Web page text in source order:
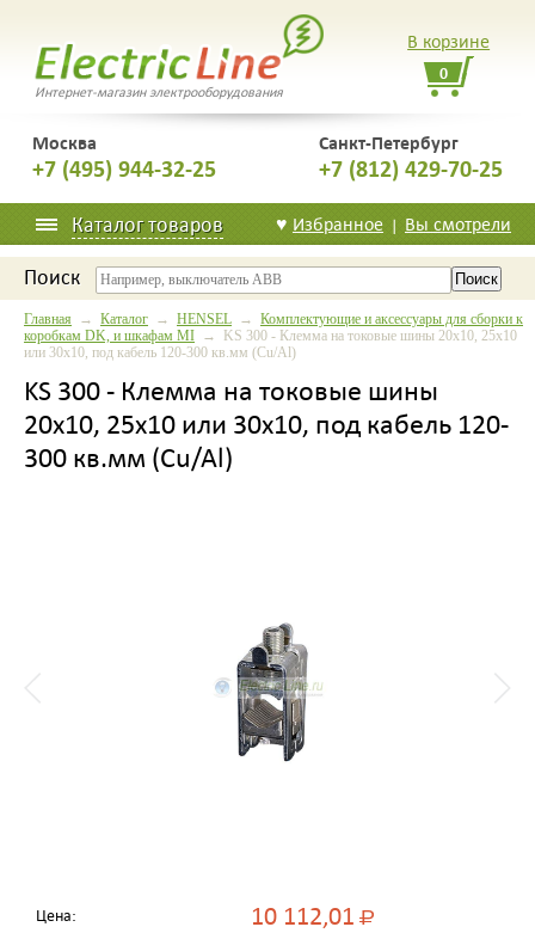
Интернет-магазин электрооборудования
Москва
+7 (495) 944-32-25
Санкт-Петербург
+7 (812) 429-70-25
В корзине
0
Каталог товаров ♥ Избранное | Вы смотрели
Поиск
Главная → Каталог → HENSEL → Комплектующие и аксессуары для сборки к
коробкам DK, и шкафам MI → KS 300 - Клемма на токовые шины 20х10, 25х10
или 30х10, под кабель 120-300 кв.мм (Cu/Al)
KS 300 - Клемма на токовые шины
20х10, 25х10 или 30х10, под кабель 120-
300 кв.мм (Cu/Al)
Цена: 10 112,01Р